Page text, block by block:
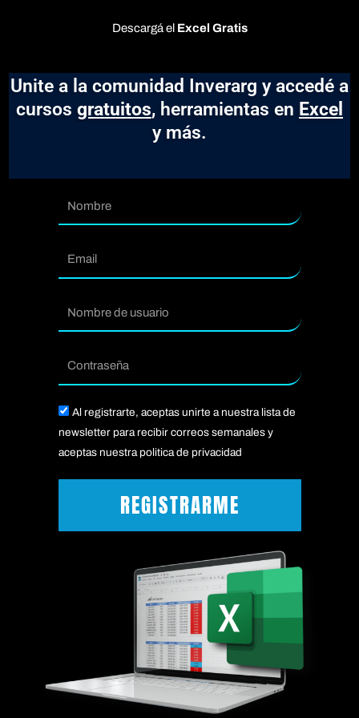
Descargá el Excel Gratis
Unite a la comunidad Inverarg y accedé a
cursos gratuitos, herramientas en Excel
y más.
Email
Contraseña
Acepto
Al registrarte, aceptas unirte a nuestra lista de
newsletter para recibir correos semanales y
aceptas nuestra politica de privacidad
REGISTRARME